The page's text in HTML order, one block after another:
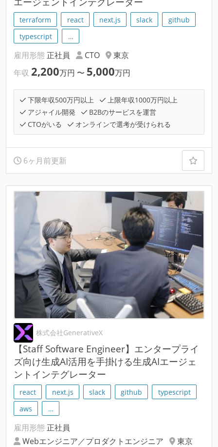
terraform react next.js slack
github
typescript
…
雇用形態 正社員 CTO
東京
年収 2,200万円 〜 5,000万円
下限年収500万円以上
上限年収1000万円以上
アジャイル開発
B2Bのサービスを運営
CTOがいる
オンラインで選考が受けられる
6ヶ月前更新
株式会社GenerativeX
【Staff Software Engineer】エンタープライ
ズ向け生成AI活用を手掛ける生成AIエージェ
ントインテグレーター
react next.js slack github
typescript
aws
…
雇用形態 正社員
Webエンジニア／プロダクトエンジニア
東京